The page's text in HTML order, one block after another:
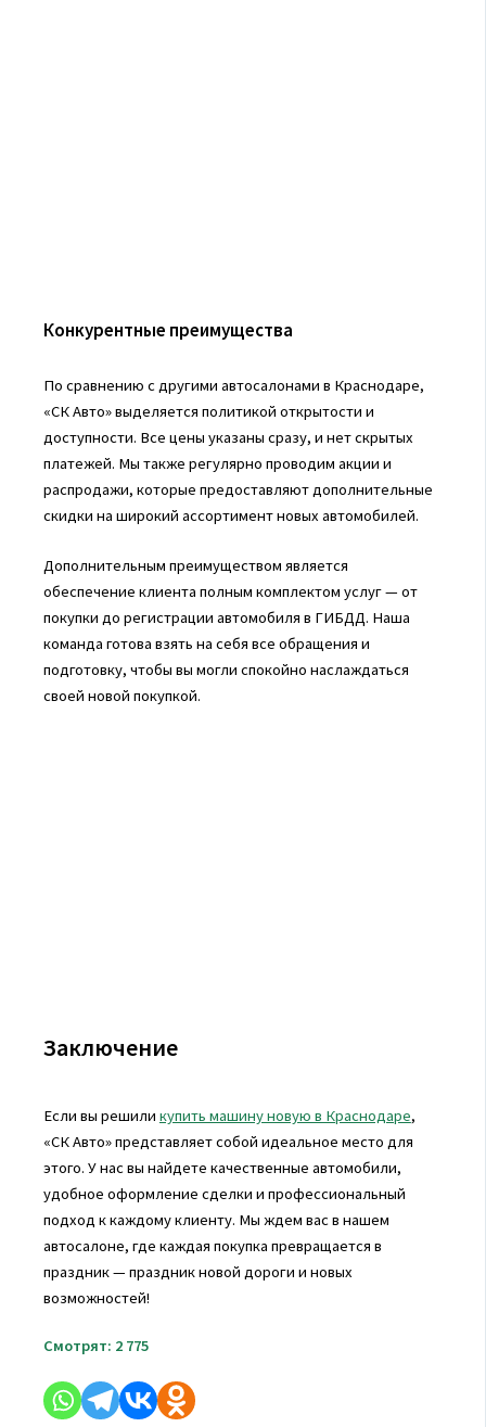
Конкурентные преимущества
По сравнению с другими автосалонами в Краснодаре,
«СК Авто» выделяется политикой открытости и
доступности. Все цены указаны сразу, и нет скрытых
платежей. Мы также регулярно проводим акции и
распродажи, которые предоставляют дополнительные
скидки на широкий ассортимент новых автомобилей.
Дополнительным преимуществом является
обеспечение клиента полным комплектом услуг — от
покупки до регистрации автомобиля в ГИБДД. Наша
команда готова взять на себя все обращения и
подготовку, чтобы вы могли спокойно наслаждаться
своей новой покупкой.
Заключение
Если вы решили купить машину новую в Краснодаре,
«СК Авто» представляет собой идеальное место для
этого. У нас вы найдете качественные автомобили,
удобное оформление сделки и профессиональный
подход к каждому клиенту. Мы ждем вас в нашем
автосалоне, где каждая покупка превращается в
праздник — праздник новой дороги и новых
возможностей!
Смотрят: 2 775